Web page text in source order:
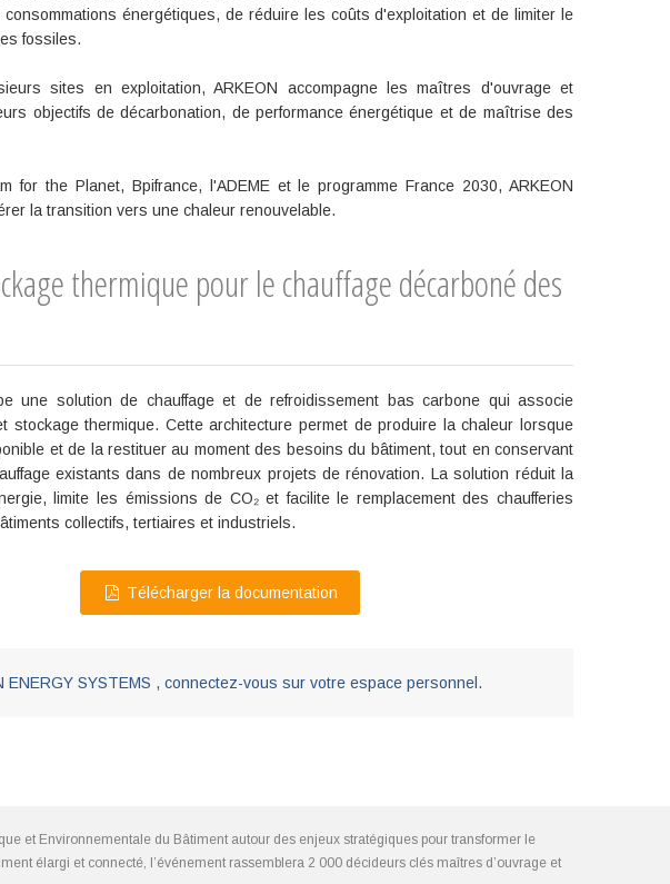
énergétiques, de réduire les coûts d'exploitation et de limiter le
fossiles.
sites en exploitation, ARKEON accompagne les maîtres d'ouvrage et
objectifs de décarbonation, de performance énergétique et de maîtrise des
for the Planet, Bpifrance, l'ADEME et le programme France 2030, ARKEON
la transition vers une chaleur renouvelable.
thermique pour le chauffage décarboné des
une solution de chauffage et de refroidissement bas carbone qui associe
stockage thermique. Cette architecture permet de produire la chaleur lorsque
et de la restituer au moment des besoins du bâtiment, tout en conservant
existants dans de nombreux projets de rénovation. La solution réduit la
limite les émissions de CO₂ et facilite le remplacement des chaufferies
collectifs, tertiaires et industriels.
Télécharger la documentation
SYSTEMS , connectez-vous sur votre espace personnel.
et Environnementale du Bâtiment autour des enjeux stratégiques pour transformer le
élargi et connecté, l’événement rassemblera 2 000 décideurs clés maîtres d’ouvrage et